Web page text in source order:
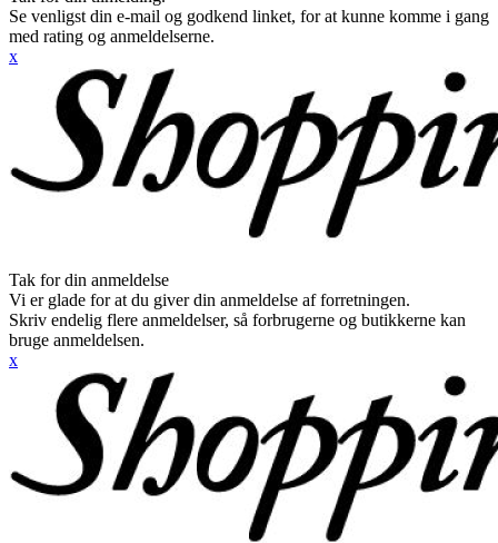
Se venligst din e-mail og godkend linket, for at kunne komme i gang
med rating og anmeldelserne.
x
Tak for din anmeldelse
Vi er glade for at du giver din anmeldelse af forretningen.
Skriv endelig flere anmeldelser, så forbrugerne og butikkerne kan
bruge anmeldelsen.
x